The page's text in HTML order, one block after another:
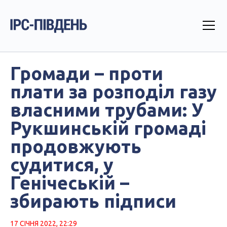
Громади – проти
плати за розподіл газу
власними трубами: У
Рукшинській громаді
продовжують
судитися, у
Генічеській –
збирають підписи
17 СІЧНЯ 2022, 22:29